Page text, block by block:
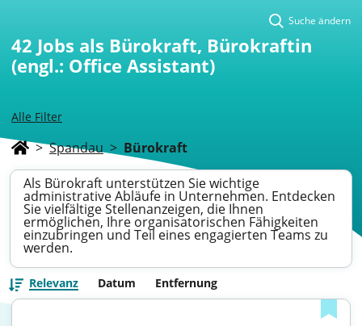
Alle Filter
Suche ändern
42 Jobs als Bürokraft, Bürokraftin
(engl.: Office Assistant)
> Spandau > Bürokraft
Als Bürokraft unterstützen Sie wichtige
administrative Abläufe in Unternehmen. Entdecken
Sie vielfältige Stellenanzeigen, die Ihnen
ermöglichen, Ihre organisatorischen Fähigkeiten
einzubringen und Teil eines engagierten Teams zu
werden.
Relevanz Datum Entfernung